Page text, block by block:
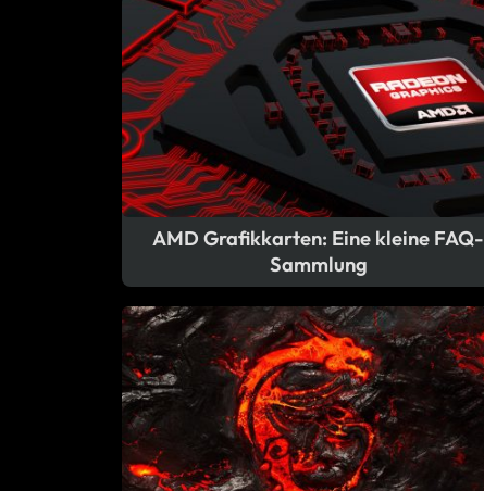
AMD Grafikkarten: Eine kleine FAQ-
Sammlung